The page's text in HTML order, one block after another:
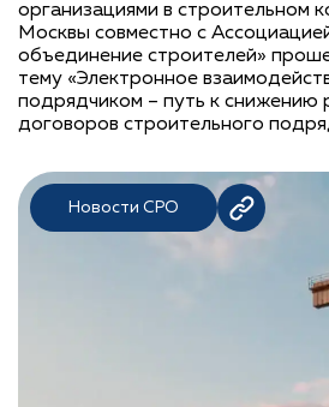
организациями в строительном
Москвы совместно с
объединение строителей»
тему «Электронное
подрядчиком – путь к снижению
договоров строительного
Новости СРО